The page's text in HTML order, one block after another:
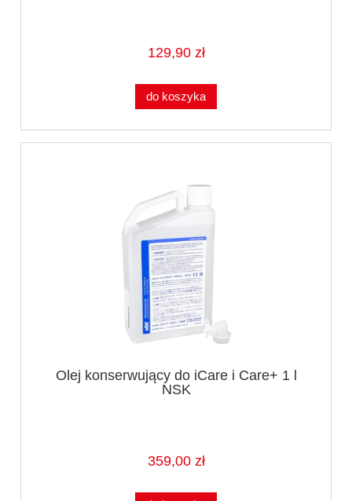
129,90 zł
do koszyka
Olej konserwujący do iCare i Care+ 1 l
NSK
359,00 zł